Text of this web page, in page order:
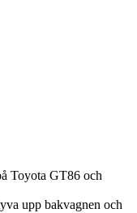
Toyota GT86 och
upp bakvagnen och